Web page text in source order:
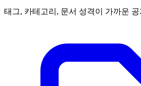
태그, 카테고리, 문서 성격이 가까운